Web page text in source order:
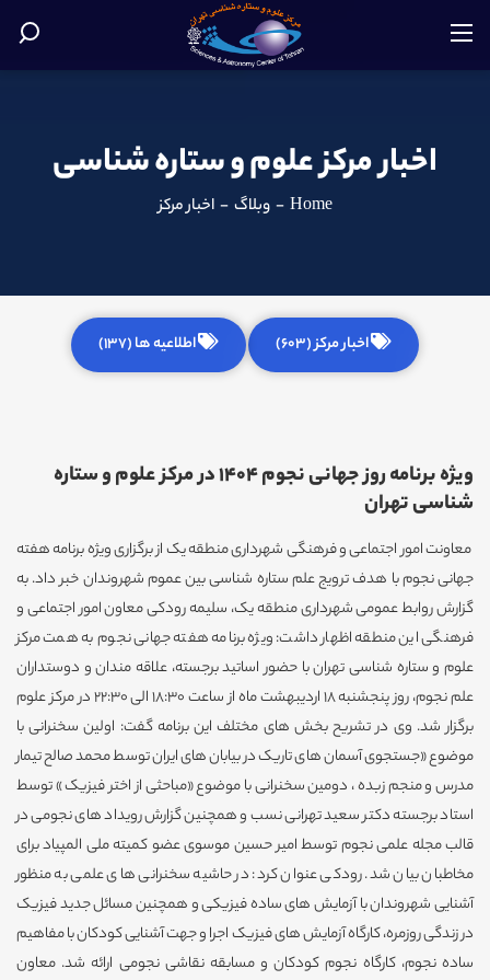
اخبار مرکز علوم و ستاره شناسی
Home
- وبلاگ - اخبار مرکز
اخبار مرکز (603) اطلاعیه ها (137)
ویژه برنامه روز جهانی نجوم 1404 در مرکز علوم و ستاره
شناسی تهران
معاونت امور اجتماعی و فرهنگی شهرداری منطقه یک از برگزاری ویژه برنامه هفته
جهانی نجوم با هدف ترویج علم ستاره شناسی بین عموم شهروندان خبر داد. به
گزارش روابط عمومی شهرداری منطقه یک، سلیمه رودکی معاون امور اجتماعی و
فرهنگی این منطقه اظهار داشت: ویژه برنامه هفته جهانی نجوم به همت مرکز
علوم و ستاره شناسی تهران با حضور اساتید برجسته، علاقه مندان و دوستداران
علم نجوم، روز پنجشنبه ۱۸ اردیبهشت ماه از ساعت ۱۸:۳۰ الی ۲۲:۳۰ در مرکز علوم
برگزار شد. وی در تشریح بخش های مختلف این برنامه گفت: اولین سخنرانی با
موضوع «جستجوی آسمان های تاریک در بیابان های ایران توسط محمد صالح تیمار
مدرس و منجم زبده ، دومین سخنرانی با موضوع «مباحثی از اختر فیزیک » توسط
استاد برجسته دکتر سعید تهرانی نسب و همچنین گزارش رویداد های نجومی در
قالب مجله علمی نجوم توسط امیر حسین موسوی عضو کمیته ملی المپیاد برای
مخاطبان بیان شد. رودکی عنوان کرد: در حاشیه سخنرانی های علمی به منظور
آشنایی شهروندان با آزمایش های ساده فیزیکی و همچنین مسائل جدید فیزیک
در زندگی روزمره، کارگاه آزمایش های فیزیک اجرا و جهت آشنایی کودکان با مفاهیم
ساده نجوم، کارگاه نجوم کودکان و مسابقه نقاشی نجومی ارائه شد. معاون